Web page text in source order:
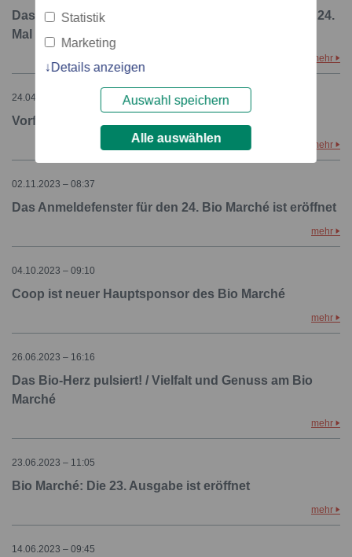
Das Schaufenster der Bio-Branche öffnet sich zum 24.
Mal
mehr
24.04.2024 – 10:18
Vorfreude auf den 24. Bio Marché
mehr
02.11.2023 – 08:37
Das Anmeldefenster für den 24. Bio Marché ist eröffnet
mehr
04.10.2023 – 09:10
Coop ist neuer Hauptsponsor des Bio Marché
mehr
26.06.2023 – 16:16
Das Bio-Herz pulsiert! / Vielfalt und Genuss am Bio
Marché
mehr
23.06.2023 – 11:05
Bio Marché: Die 23. Ausgabe ist eröffnet
mehr
14.06.2023 – 09:45
Statistik
Marketing
Details anzeigen
Auswahl speichern
Alle auswählen